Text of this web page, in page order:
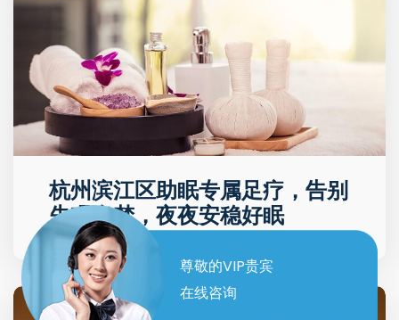
尊敬的VIP贵宾
在线咨询
杭州滨江区助眠专属足疗，告别
失眠多梦，夜夜安稳好眠